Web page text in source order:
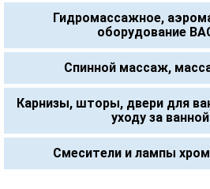
Гидромассажное,
оборудование
Спинной массаж,
Карнизы, шторы, двери для
уходу за ванной
Смесители и лампы